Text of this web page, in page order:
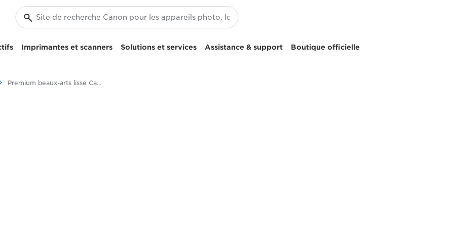
Imprimantes et scanners Solutions et services Assistance & support Boutique officielle
Premium beaux-arts lisse Canon FA-SM1 - A4, A3, A3+, A2